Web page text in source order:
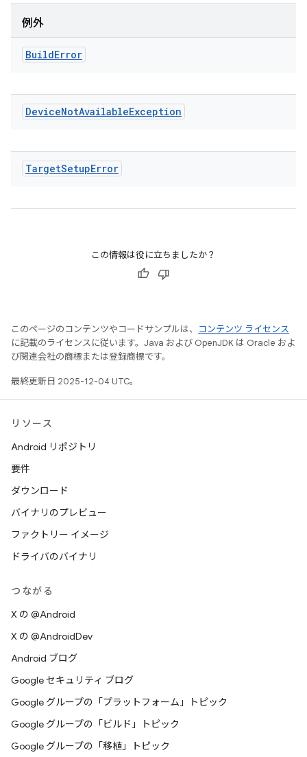
例外
BuildError
DeviceNotAvailableException
TargetSetupError
この情報は役に立ちましたか？
このページのコンテンツやコードサンプルは、
コンテンツ ライセンス
に記載のライセンスに従います。Java および OpenJDK は Oracle およ
び関連会社の商標または登録商標です。
最終更新日 2025-12-04 UTC。
リソース
Android リポジトリ
要件
ダウンロード
バイナリのプレビュー
ファクトリー イメージ
ドライバのバイナリ
つながる
X の @Android
X の @AndroidDev
Android ブログ
Google セキュリティ ブログ
Google グループの「プラットフォーム」トピック
Google グループの「ビルド」トピック
Google グループの「移植」トピック